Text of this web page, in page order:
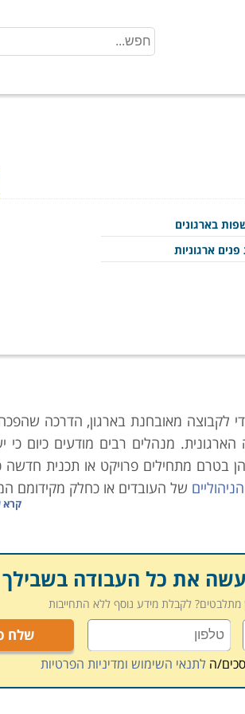
בארגונים
ארגוניות
לקבוצה מאובחנת בארגון, הדרכה
מנהלים רבים מודעים כיום
בטרם מתחילים פרויקט או תכנית חדשה
של העובדים או כחלק מקידומם
ולכן, ארגונים חייבים לשים לב
בקרב העובדים ואילו כישורים
הן לעובדים עצמם והן לארגון:
מקנה לו יכולות "מולטי טאסקינג",
להתקדמותו בארגון וכן
קרא
את כל העבודה בשבילך
מתלבטים? לקבלת מידע נוסף ללא התחייבות
שלח
הלתנאי השימוש ומדיניות הפרטיות